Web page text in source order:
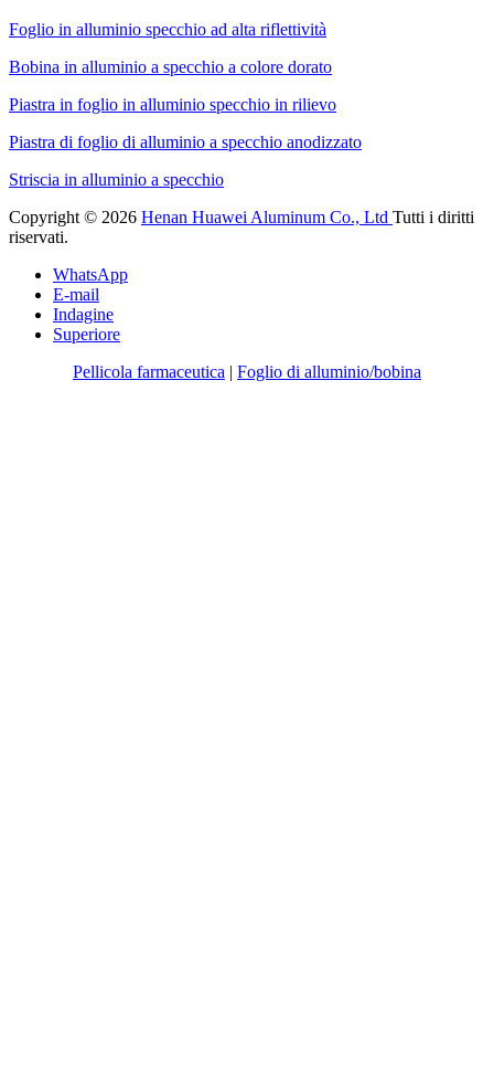
Foglio in alluminio specchio ad alta riflettività
Bobina in alluminio a specchio a colore dorato
Piastra in foglio in alluminio specchio in rilievo
Piastra di foglio di alluminio a specchio anodizzato
Striscia in alluminio a specchio
Copyright © 2026 Henan Huawei Aluminum Co., Ltd Tutti i diritti
riservati.
WhatsApp
E-mail
Indagine
Superiore
Pellicola farmaceutica | Foglio di alluminio/bobina